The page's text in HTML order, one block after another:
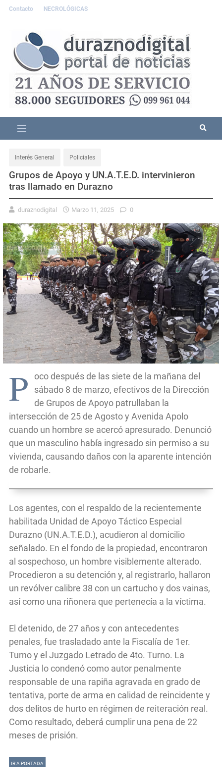
Contacto NECROLÓGICAS
Interés General Policiales
Grupos de Apoyo y UN.A.T.E.D. intervinieron
tras llamado en Durazno
duraznodigital Marzo 11, 2025 0
P
oco después de las siete de la mañana del
sábado 8 de marzo, efectivos de la Dirección
de Grupos de Apoyo patrullaban la
intersección de 25 de Agosto y Avenida Apolo
cuando un hombre se acercó apresurado. Denunció
que un masculino había ingresado sin permiso a su
vivienda, causando daños con la aparente intención
de robarle.
Los agentes, con el respaldo de la recientemente
habilitada Unidad de Apoyo Táctico Especial
Durazno (UN.A.T.E.D.), acudieron al domicilio
señalado. En el fondo de la propiedad, encontraron
al sospechoso, un hombre visiblemente alterado.
Procedieron a su detención y, al registrarlo, hallaron
un revólver calibre 38 con un cartucho y dos vainas,
así como una riñonera que pertenecía a la víctima.
El detenido, de 27 años y con antecedentes
penales, fue trasladado ante la Fiscalía de 1er.
Turno y el Juzgado Letrado de 4to. Turno. La
Justicia lo condenó como autor penalmente
responsable de una rapiña agravada en grado de
tentativa, porte de arma en calidad de reincidente y
dos delitos de hurto en régimen de reiteración real.
Como resultado, deberá cumplir una pena de 22
meses de prisión.
IR A PORTADA